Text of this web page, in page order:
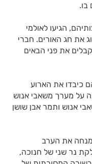
בו.
הגיעו לאולמי
את חג האורים. חברי
את פני הבאים
כיבדו את הארוע
על מערך משאבי אנוש
אנוש ותמר אבן שושן
מנחה את הערב
נר שני של חנוכה,